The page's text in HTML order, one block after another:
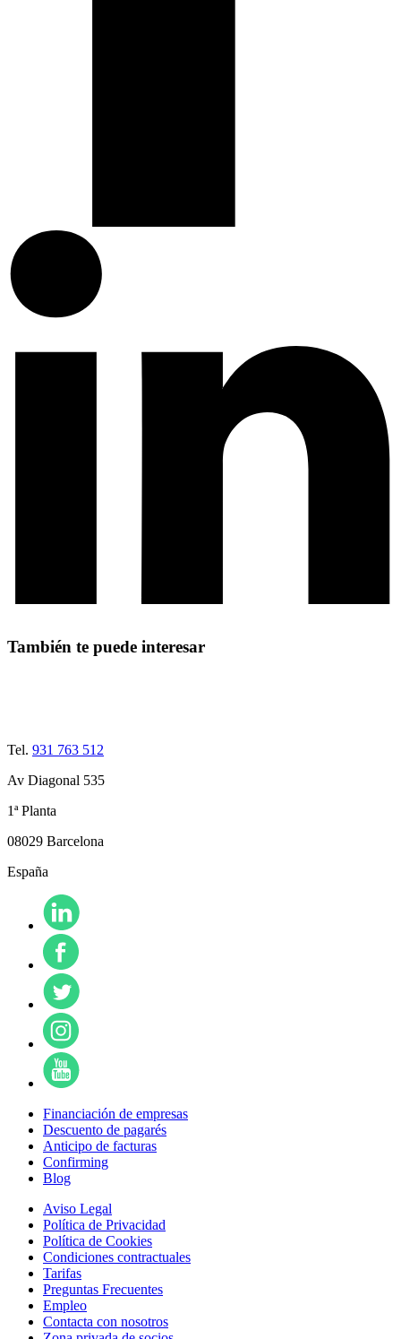
También te puede interesar
Tel. 931 763 512
Av Diagonal 535
1ª Planta
08029 Barcelona
España
Financiación de empresas
Descuento de pagarés
Anticipo de facturas
Confirming
Blog
Aviso Legal
Política de Privacidad
Política de Cookies
Condiciones contractuales
Tarifas
Preguntas Frecuentes
Empleo
Contacta con nosotros